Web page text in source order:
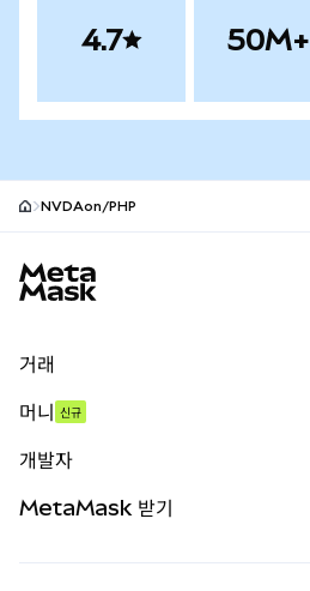
4.7 50M+
NVDAon/PHP
거래
무기한 선물
실물자산
머니 신규
개발자
MetaMask 받기